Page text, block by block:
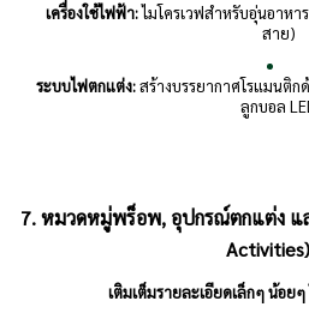
เครื่องใช้ไฟฟ้า:ไมโครเวฟสำหรับอุ่นอาหา
สาย)
ระบบไฟตกแต่ง:สร้างบรรยากาศโรแมนติก
ลูกบอล
7. หมวดหมู่พร็อพ, อุปกรณ์ตกแต่ง แล
Activities)
เติมเต็มรายละเอียดเล็กๆ น้อย